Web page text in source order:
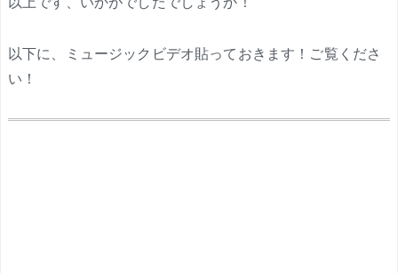
以下に、ミュージックビデオ貼っておきます！ご覧くださ
い！